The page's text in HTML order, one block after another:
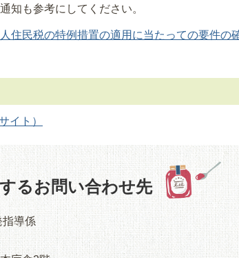
知も参考にしてください。
住民税の特例措置の適用に当たっての要件の
イト）
るお問い合わせ先
指導係